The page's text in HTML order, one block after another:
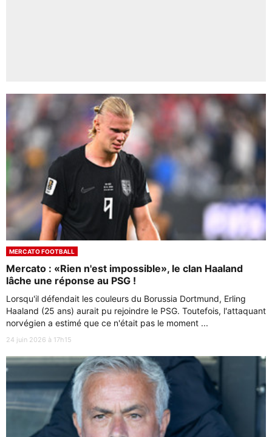
MERCATO FOOTBALL
Mercato : «Rien n'est impossible», le clan Haaland
lâche une réponse au PSG !
Lorsqu'il défendait les couleurs du Borussia Dortmund, Erling
Haaland (25 ans) aurait pu rejoindre le PSG. Toutefois, l'attaquant
norvégien a estimé que ce n'était pas le moment ...
24 juin 2026 à 17h15